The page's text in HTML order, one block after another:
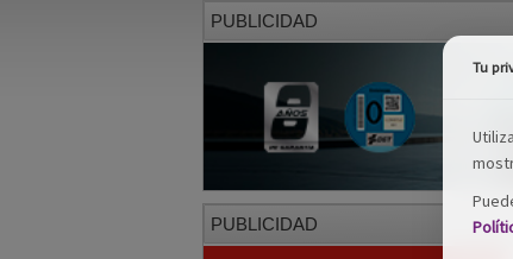
PUBLICIDAD
PUBLICIDAD
Tu